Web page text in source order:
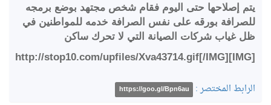
يتم إصلاحها حتى اليوم فقام شخص مجتهد بوضع برمجه
للصرافة بورقه على نفس الصرافة خدمه للمواطنين في
ظل غياب شركات الصيانة التي لا تحرك ساكن
[IMG]http://stop10.com/upfiles/Xva43714.gif[/IMG]
الرابط المختصر : https://goo.gl/Bpn6au